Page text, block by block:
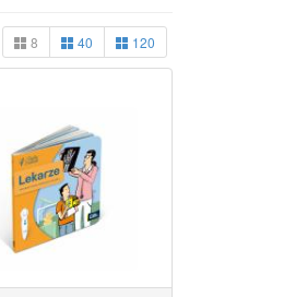
8 40 120